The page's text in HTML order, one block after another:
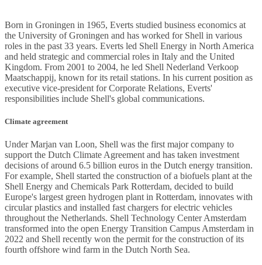
Born in Groningen in 1965, Everts studied business economics at
the University of Groningen and has worked for Shell in various
roles in the past 33 years. Everts led Shell Energy in North America
and held strategic and commercial roles in Italy and the United
Kingdom. From 2001 to 2004, he led Shell Nederland Verkoop
Maatschappij, known for its retail stations. In his current position as
executive vice-president for Corporate Relations, Everts'
responsibilities include Shell's global communications.
Climate agreement
Under Marjan van Loon, Shell was the first major company to
support the Dutch Climate Agreement and has taken investment
decisions of around 6.5 billion euros in the Dutch energy transition.
For example, Shell started the construction of a biofuels plant at the
Shell Energy and Chemicals Park Rotterdam, decided to build
Europe's largest green hydrogen plant in Rotterdam, innovates with
circular plastics and installed fast chargers for electric vehicles
throughout the Netherlands. Shell Technology Center Amsterdam
transformed into the open Energy Transition Campus Amsterdam in
2022 and Shell recently won the permit for the construction of its
fourth offshore wind farm in the Dutch North Sea.